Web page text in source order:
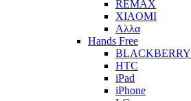
REMAX
XIAOMI
Αλλα
Hands Free
BLACKBERRY
HTC
iPad
iPhone